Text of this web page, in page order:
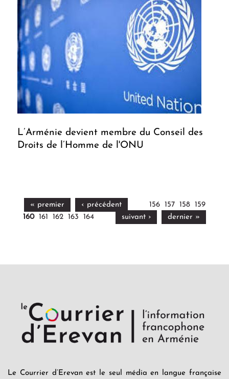
L’Arménie devient membre du Conseil des
Droits de l’Homme de l'ONU
« premier ‹ précédent 156 157 158
159
160
161 162 163 164 suivant › dernier »
Le Courrier d’Erevan est le seul média en langue française